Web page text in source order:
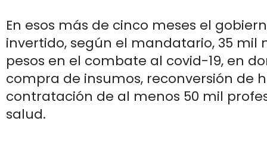
En esos más de cinco meses el
invertido, según el mandatario, 35 mil
pesos en el combate al covid-19, en
compra de insumos, reconversión de
contratación de al menos 50 mil
salud.